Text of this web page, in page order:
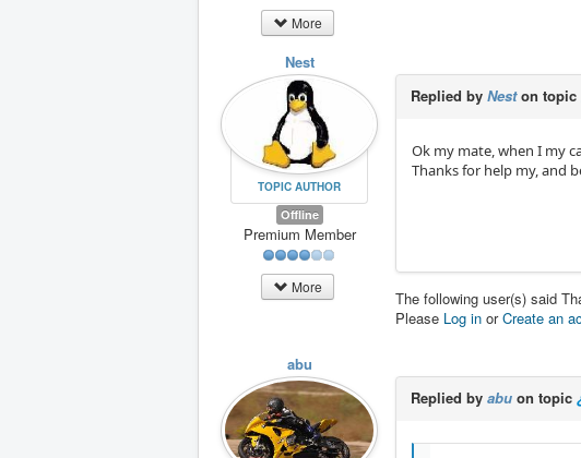
More
Nest
TOPIC AUTHOR
Offline
Premium Member
More
Replied by Neston topic
Ok my mate, when I my
Thanks for help my, and
The following user(s) said
Please Log in orCreate an
abu
Replied by abu on topic